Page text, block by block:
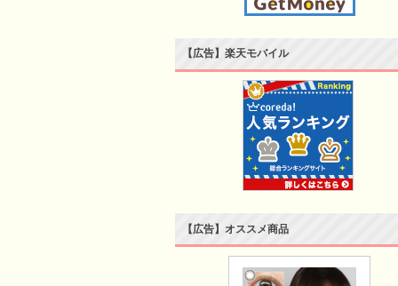
【広告】楽天モバイル
【広告】オススメ商品